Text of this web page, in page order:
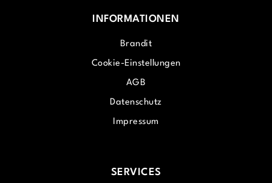
INFORMATIONEN
Brandit
Cookie-Einstellungen
AGB
Datenschutz
Impressum
SERVICES